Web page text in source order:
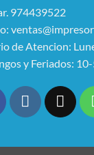
974439522
de Atencion:
y Feriados: